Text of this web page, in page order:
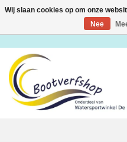
Toggle
Wij slaan cookies op om onze
Nee